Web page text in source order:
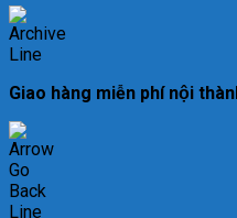
Giao hàng miễn phí nội